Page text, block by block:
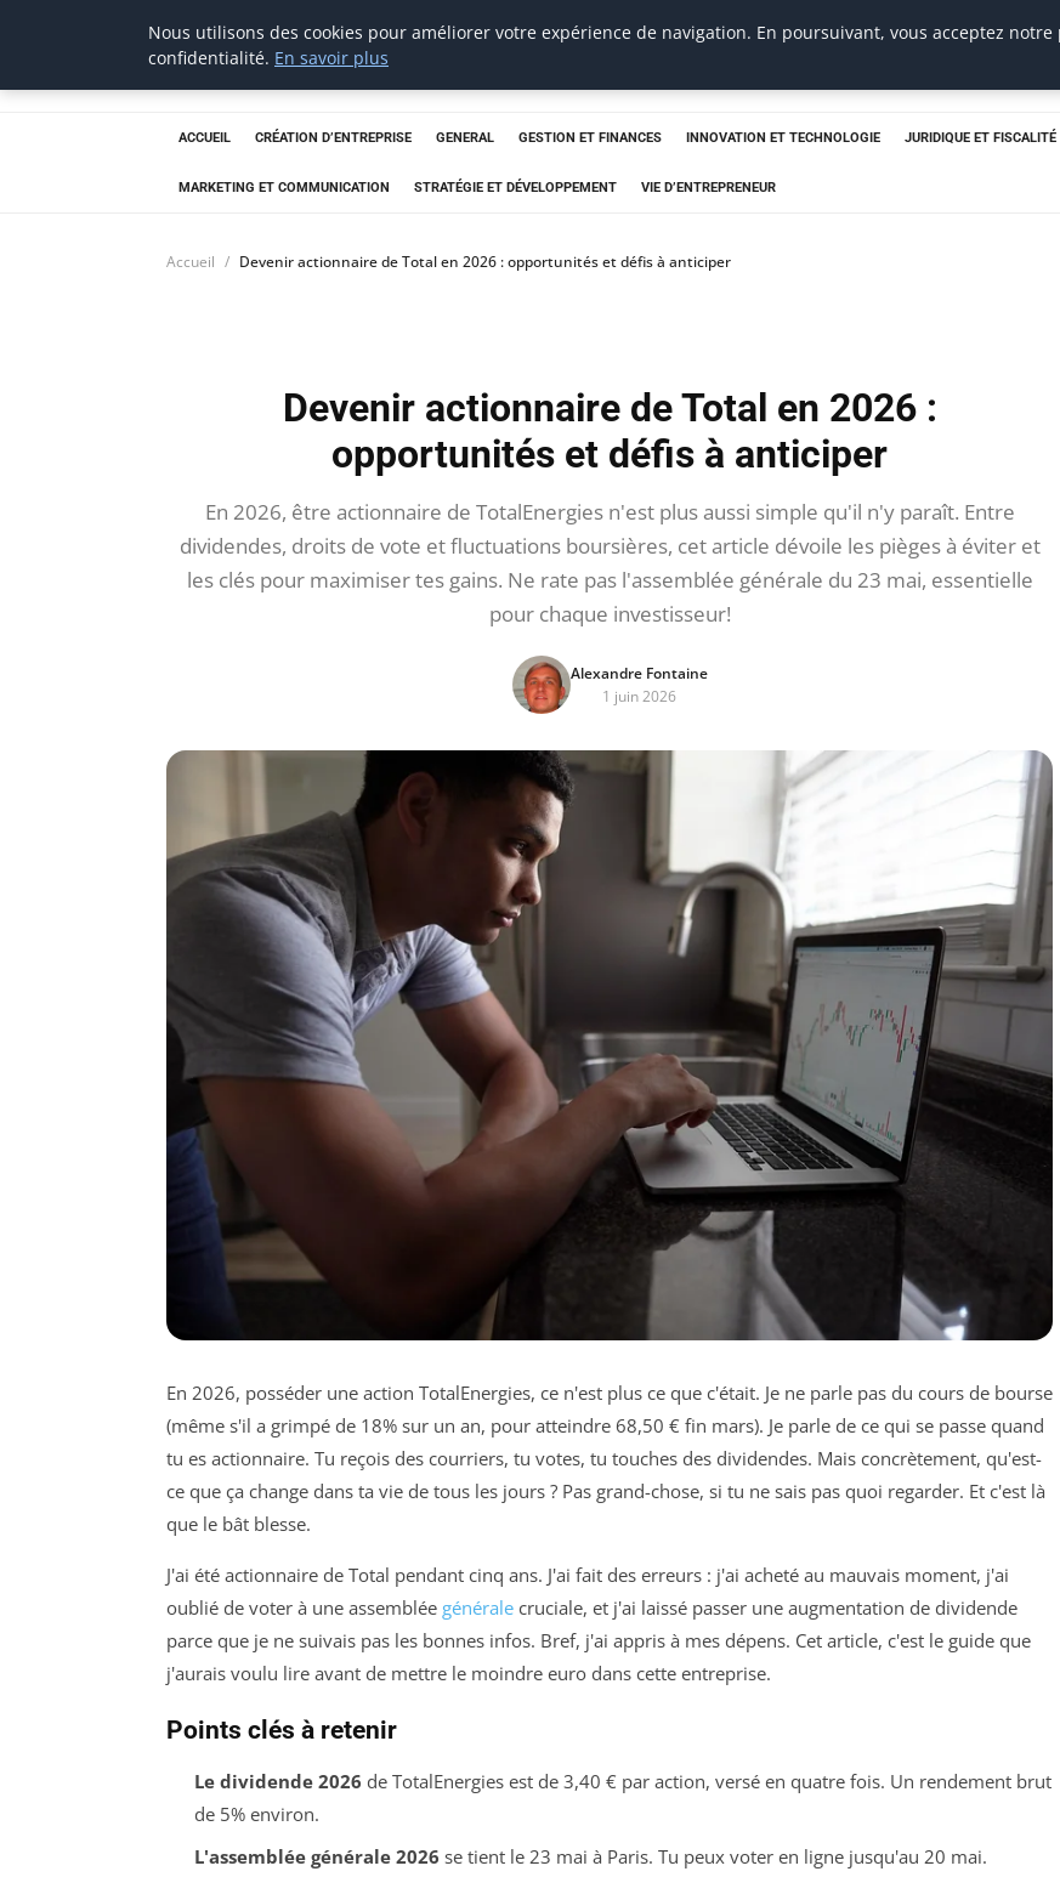
Aecme
ACCUEIL CRÉATION D’ENTREPRISE GENERAL GESTION ET FINANCES INNOVATION ET TECHNOLOGIE JURIDIQUE ET FISCALITÉ
MARKETING ET COMMUNICATION STRATÉGIE ET DÉVELOPPEMENT VIE D’ENTREPRENEUR
Accueil Devenir actionnaire de Total en 2026 : opportunités et défis à anticiper
Devenir actionnaire de Total en 2026 :
opportunités et défis à anticiper
En 2026, être actionnaire de TotalEnergies n'est plus aussi simple qu'il n'y paraît. Entre
dividendes, droits de vote et fluctuations boursières, cet article dévoile les pièges à éviter et
les clés pour maximiser tes gains. Ne rate pas l'assemblée générale du 23 mai, essentielle
pour chaque investisseur!
Alexandre Fontaine
1 juin 2026
En 2026, posséder une action TotalEnergies, ce n'est plus ce que c'était. Je ne parle pas du cours de bourse
(même s'il a grimpé de 18% sur un an, pour atteindre 68,50 € fin mars). Je parle de ce qui se passe quand
tu es actionnaire. Tu reçois des courriers, tu votes, tu touches des dividendes. Mais concrètement, qu'est-
ce que ça change dans ta vie de tous les jours ? Pas grand-chose, si tu ne sais pas quoi regarder. Et c'est là
que le bât blesse.
J'ai été actionnaire de Total pendant cinq ans. J'ai fait des erreurs : j'ai acheté au mauvais moment, j'ai
oublié de voter à une assemblée générale cruciale, et j'ai laissé passer une augmentation de dividende
parce que je ne suivais pas les bonnes infos. Bref, j'ai appris à mes dépens. Cet article, c'est le guide que
j'aurais voulu lire avant de mettre le moindre euro dans cette entreprise.
Points clés à retenir
Le dividende 2026 de TotalEnergies est de 3,40 € par action, versé en quatre fois. Un rendement brut
de 5% environ.
L'assemblée générale 2026 se tient le 23 mai à Paris. Tu peux voter en ligne jusqu'au 20 mai.
Nous utilisons des cookies pour améliorer votre expérience de navigation. En poursuivant, vous acceptez
confidentialité. En savoir plus